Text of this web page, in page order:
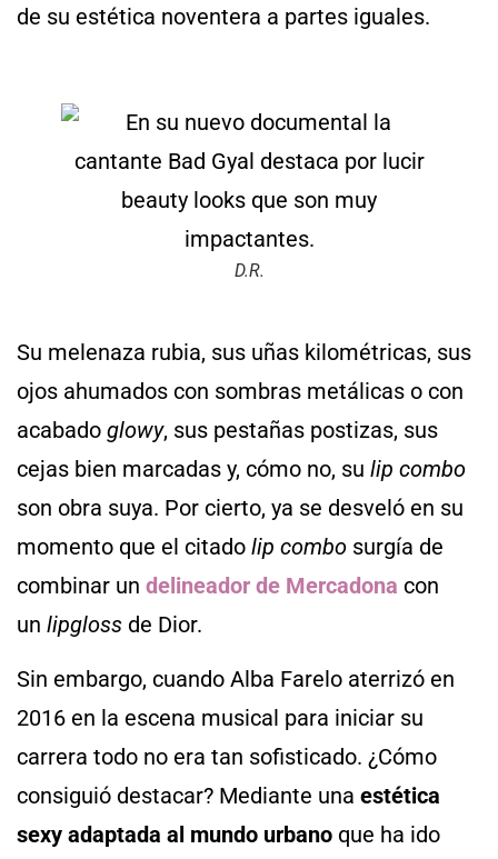
de su estética noventera a partes iguales.
D.R.
Su melenaza rubia, sus uñas kilométricas, sus
ojos ahumados con sombras metálicas o con
acabado glowy, sus pestañas postizas, sus
cejas bien marcadas y, cómo no, su lip combo
son obra suya. Por cierto, ya se desveló en su
momento que el citado lip combo surgía de
combinar un delineador de Mercadona con
un lipgloss de Dior.
Sin embargo, cuando Alba Farelo aterrizó en
2016 en la escena musical para iniciar su
carrera todo no era tan sofisticado. ¿Cómo
consiguió destacar? Mediante una estética
sexy adaptada al mundo urbano que ha ido